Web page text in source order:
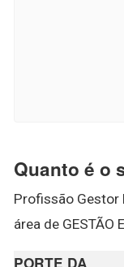
Quanto é o
Profissão Gestor
área de GESTÃO